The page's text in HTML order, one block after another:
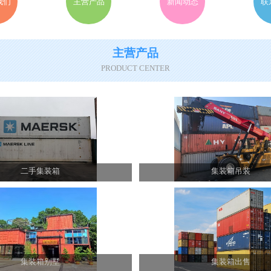
主营产品
PRODUCT CENTER
二手集装箱 集装箱吊装
集装箱别墅 集装箱出售